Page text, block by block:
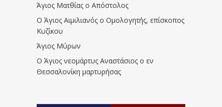
Άγιος Ματθίας ο Απόστολος
Ο Άγιος Αιμιλιανός ο Ομολογητής, επίσκοπος
Κυζίκου
Άγιος Μύρων
Ο Άγιος νεομάρτυς Αναστάσιος ο εν
Θεσσαλονίκη μαρτυρήσας